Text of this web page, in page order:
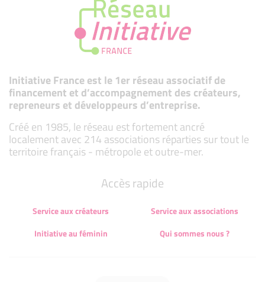
Initiative France est le 1er réseau associatif de
financement et d’accompagnement des créateurs,
repreneurs et développeurs d’entreprise.
Créé en 1985, le réseau est fortement ancré
localement avec 214 associations réparties sur tout le
territoire français - métropole et outre-mer.
Accès rapide
Service aux créateurs
Service aux associations
Initiative au féminin
Qui sommes nous ?